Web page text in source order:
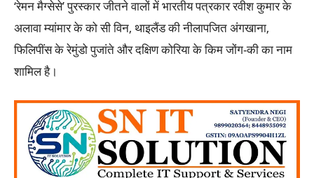
‘रेमन मैग्सेसे’ पुरस्कार जीतने वालों में भारतीय पत्रकार रवीश कुमार के
अलावा म्यांमार के को सी विन, थाइलैंड की नीलापजित अंगखाना,
फिलिपींस के रेमुंडो पुजांते और दक्षिण कोरिया के किम जोंग-की का नाम
शामिल है।